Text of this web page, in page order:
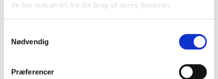
de har indsamlet fra din brug af deres tjenester.
Nødvendig
Præferencer